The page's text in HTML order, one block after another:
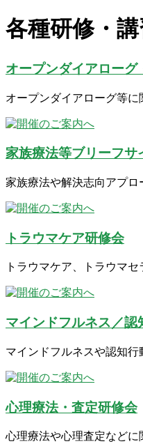
各種研修・
オープンダイアローグ
オープンダイアローグ等
家族療法等ブリーフサ
家族療法や解決志向アプ
トラウマケア研修会
トラウマケア、トラウマ
マインドフルネス／認
マインドフルネスや認知
心理療法・査定研修会
心理療法や心理査定など